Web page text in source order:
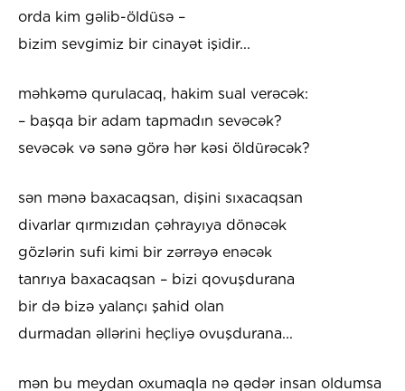
orda kim gəlib-öldüsə –
bizim sevgimiz bir cinayət işidir...
məhkəmə qurulacaq, hakim sual verəcək:
– başqa bir adam tapmadın sevəcək?
sevəcək və sənə görə hər kəsi öldürəcək?
sən mənə baxacaqsan, dişini sıxacaqsan
divarlar qırmızıdan çəhrayıya dönəcək
gözlərin sufi kimi bir zərrəyə enəcək
tanrıya baxacaqsan – bizi qovuşdurana
bir də bizə yalançı şahid olan
durmadan əllərini heçliyə ovuşdurana...
mən bu meydan oxumaqla nə qədər insan oldumsa